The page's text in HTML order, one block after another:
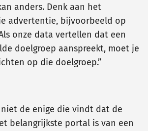
anders. Denk aan het
advertentie, bijvoorbeeld op
onze data vertellen dat een
doelgroep aanspreekt, moet je
op die doelgroep.”
niet de enige die vindt dat de
belangrijkste portal is van een